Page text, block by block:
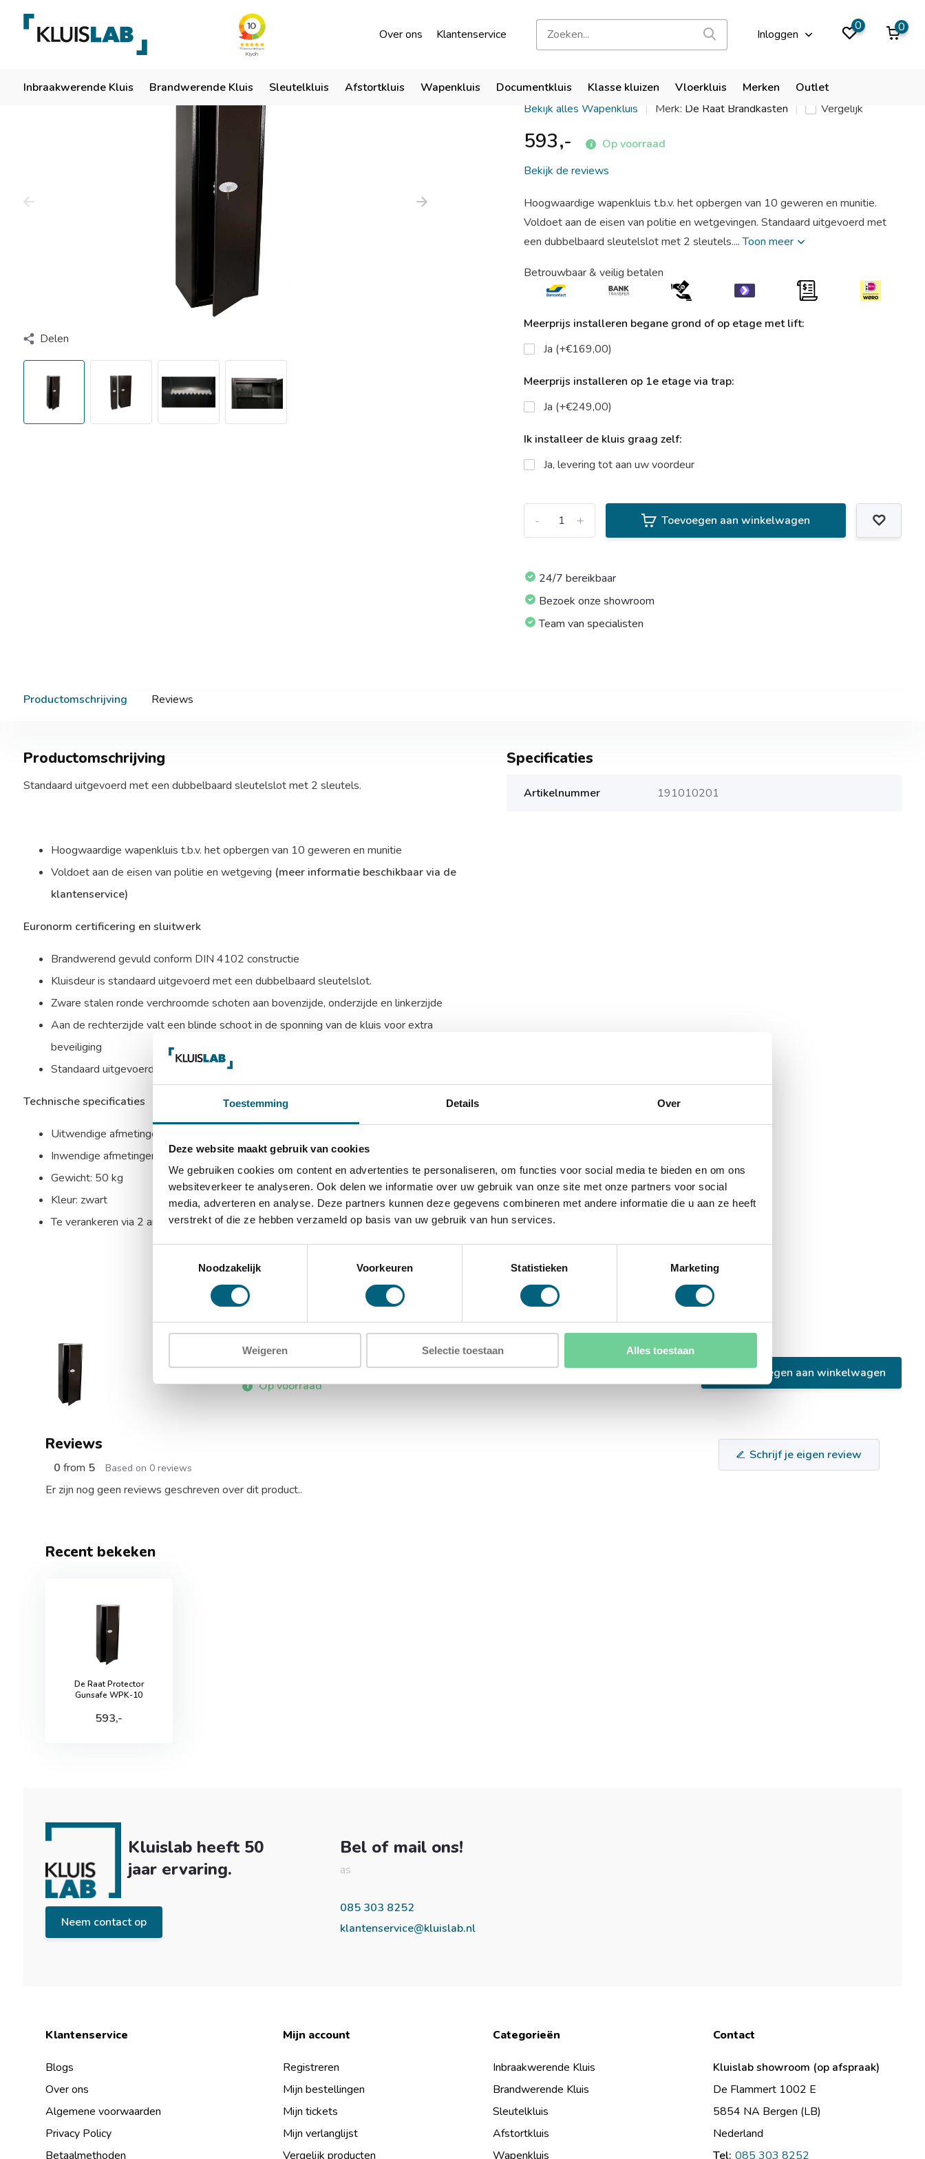
Toestemming Details Over
Deze website maakt gebruik van cookies
We gebruiken cookies om content en advertenties te personaliseren, om functies voor social media te bieden en om ons
websiteverkeer te analyseren. Ook delen we informatie over uw gebruik van onze site met onze partners voor social
media, adverteren en analyse. Deze partners kunnen deze gegevens combineren met andere informatie die u aan ze heeft
verstrekt of die ze hebben verzameld op basis van uw gebruik van hun services.
Noodzakelijk
Voorkeuren Statistieken Marketing
Weigeren Selectie toestaan Alles toestaan
Over ons Klantenservice Inloggen
0 0
Inbraakwerende Kluis Brandwerende Kluis Sleutelkluis Afstortkluis Wapenkluis Documentkluis Klasse kluizen Vloerkluis Merken Outlet
Ruim 50 jaar ervaring Bezoek onze showroom
9,9
Delen
De Raat Protector Gunsafe WPK-10
Bekijk alles Wapenkluis Merk: De Raat Brandkasten Vergelijk
593,-
Op voorraad
Bekijk de reviews
Hoogwaardige wapenkluis t.b.v. het opbergen van 10 geweren en munitie.
Voldoet aan de eisen van politie en wetgevingen. Standaard uitgevoerd met
een dubbelbaard sleutelslot met 2 sleutels....Toon meer
Betrouwbaar & veilig betalen
Meerprijs installeren begane grond of op etage met lift:
Ja (+€169,00)
Meerprijs installeren op 1e etage via trap:
Ja (+€249,00)
Ik installeer de kluis graag zelf:
Ja, levering tot aan uw voordeur
+
- Toevoegen aan winkelwagen
24/7 bereikbaar
Bezoek onze showroom
Team van specialisten
Productomschrijving Reviews
Productomschrijving
Standaard uitgevoerd met een dubbelbaard sleutelslot met 2 sleutels.
Hoogwaardige wapenkluis t.b.v. het opbergen van 10 geweren en munitie
Voldoet aan de eisen van politie en wetgeving (meer informatie beschikbaar via de
klantenservice)
Euronorm certificering en sluitwerk
Brandwerend gevuld conform DIN 4102 constructie
Kluisdeur is standaard uitgevoerd met een dubbelbaard sleutelslot.
Zware stalen ronde verchroomde schoten aan bovenzijde, onderzijde en linkerzijde
Aan de rechterzijde valt een blinde schoot in de sponning van de kluis voor extra
beveiliging
Standaard uitgevoerd met een afsluitbaar binnencompartiment t.b.v. munitie
Technische specificaties
Uitwendige afmetingen: 1500 x 520 x 360 mm (HxBxD)
Inwendige afmetingen: 1255 x 510 x 310 mm (HxBxD)
Gewicht: 50 kg
Kleur: zwart
Te verankeren via 2 ankergaten in de bodem en 2 ankergaten in de achterwand
Specificaties
Artikelnummer 191010201
593,- De Raat Protector Gunsafe WPK-10
Op voorraad
Toevoegen aan winkelwagen
Reviews
0 from 5 Based on 0 reviews
Schrijf je eigen review
Er zijn nog geen reviews geschreven over dit product..
Recent bekeken
De Raat Protector
Gunsafe WPK-10
593,-
Kluislab heeft 50
jaar ervaring.
Neem contact op
Bel of mail ons!
as
085 303 8252
klantenservice@kluislab.nl
Klantenservice
Blogs
Over ons
Algemene voorwaarden
Privacy Policy
Betaalmethoden
Mijn account
Registreren
Mijn bestellingen
Mijn tickets
Mijn verlanglijst
Vergelijk producten
Categorieën
Inbraakwerende Kluis
Brandwerende Kluis
Sleutelkluis
Afstortkluis
Wapenkluis
Contact
Kluislab showroom (op afspraak)
De Flammert 1002 E
5854 NA Bergen (LB)
Nederland
Tel: 085 303 8252